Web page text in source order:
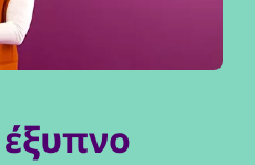
έξυπνο